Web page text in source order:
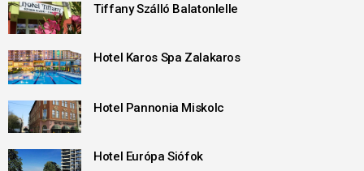
Tiffany Szálló Balatonlelle
Hotel Karos Spa Zalakaros
Hotel Pannonia Miskolc
Hotel Európa Siófok